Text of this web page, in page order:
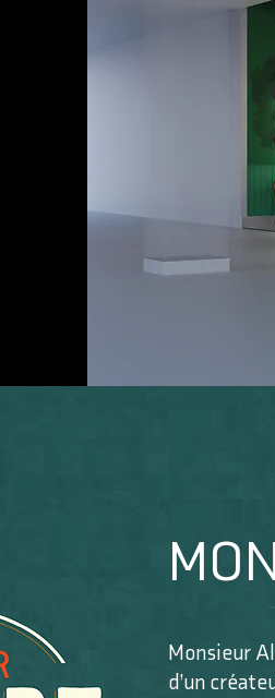
Monsieur
d’un